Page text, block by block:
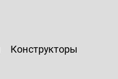
Конструкторы